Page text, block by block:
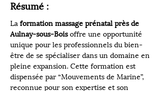
Résumé :
La formation massage prénatal près de
Aulnay-sous-Bois offre une opportunité
unique pour les professionnels du bien-
être de se spécialiser dans un domaine en
pleine expansion. Cette formation est
dispensée par “Mouvements de Marine”,
reconnue pour son expertise et son